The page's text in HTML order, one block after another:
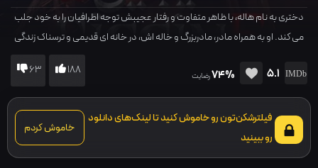
دختری به نام هاله، با ظاهر متفاوت و رفتار عجیبش توجه اطرافیان را به خود جلب
می کند. او به همراه مادر، مادربزرگ و خاله اش، در خانه ای قدیمی و ترسناک زندگی
می کند. پدر هاله پیش از تولد او ناپدید شده و دیگر هرگز اثری از او یافت نشده است
5.1
74%رضایت 188
63
فیلترشکن‌تون رو خاموش کنید تا لینک‌های دانلود
رو ببینید
خاموش کردم